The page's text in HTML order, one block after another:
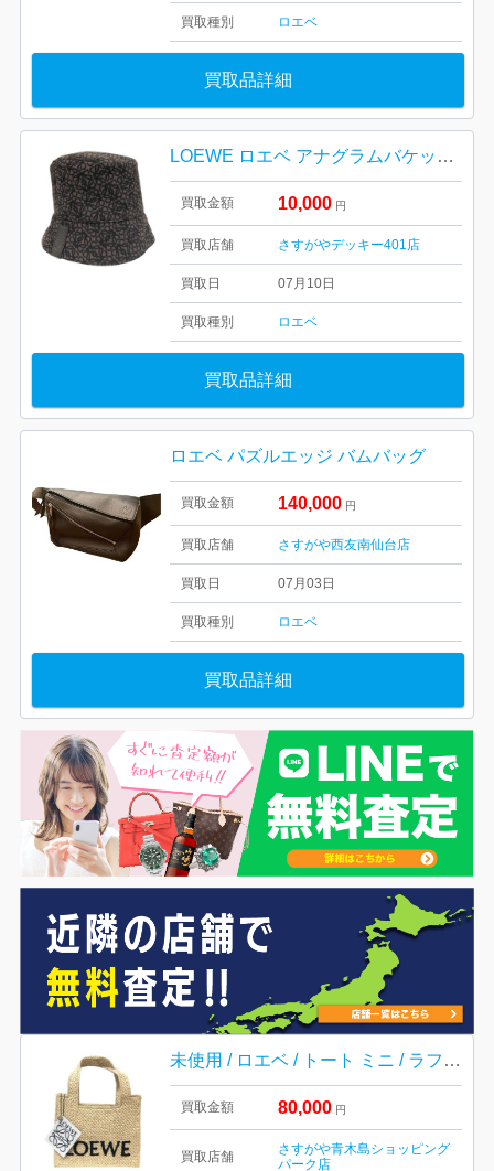
買取種別 ロエベ
買取品詳細
LOEWE ロエベ アナグラムバケットハット
買取金額 10,000 円
買取店舗 さすがやデッキー401店
買取日 07月10日
買取種別 ロエベ
買取品詳細
ロエベ パズルエッジ バムバッグ
買取金額 140,000 円
買取店舗 さすがや西友南仙台店
買取日 07月03日
買取種別 ロエベ
買取品詳細
未使用 / ロエベ / トート ミニ / ラフィア
買取金額 80,000 円
買取店舗
さすがや青木島ショッピング
パーク店